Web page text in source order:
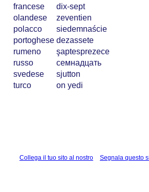
francese
dix-sept
olandese
zeventien
polacco
siedemnaście
portoghese dezassete
rumeno
şaptesprezece
russo
семнадцать
svedese
sjutton
turco
on yedi
Collega il tuo sito al nostro Segnala questo